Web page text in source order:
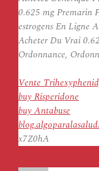
0.625 mg Premarin
estrogens En Ligne
Acheter Du Vrai
Ordonnance,
Vente
buy Risperidone
buy Antabuse
x7Z0hA